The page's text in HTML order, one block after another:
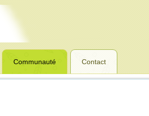
Communauté Contact